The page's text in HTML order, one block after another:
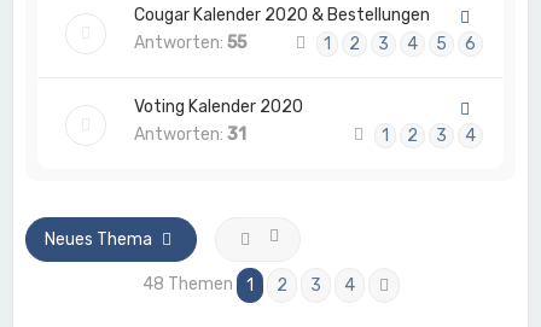
Cougar Kalender 2020 & Bestellungen
Antworten:55 1 2 3 4 5 6
Voting Kalender 2020
Antworten:31 1 2 3 4
Neues Thema
48 Themen 1 2 3 4